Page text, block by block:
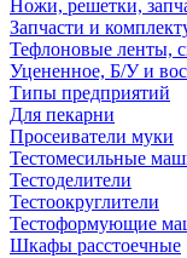
Ножи, решетки,
Запчасти и
Тефлоновые ленты,
Уцененное, Б/У и
Типы предприятий
Для пекарни
Просеиватели муки
Тестомесильные
Тестоделители
Тестоокруглители
Тестоформующие
Шкафы расстоечные